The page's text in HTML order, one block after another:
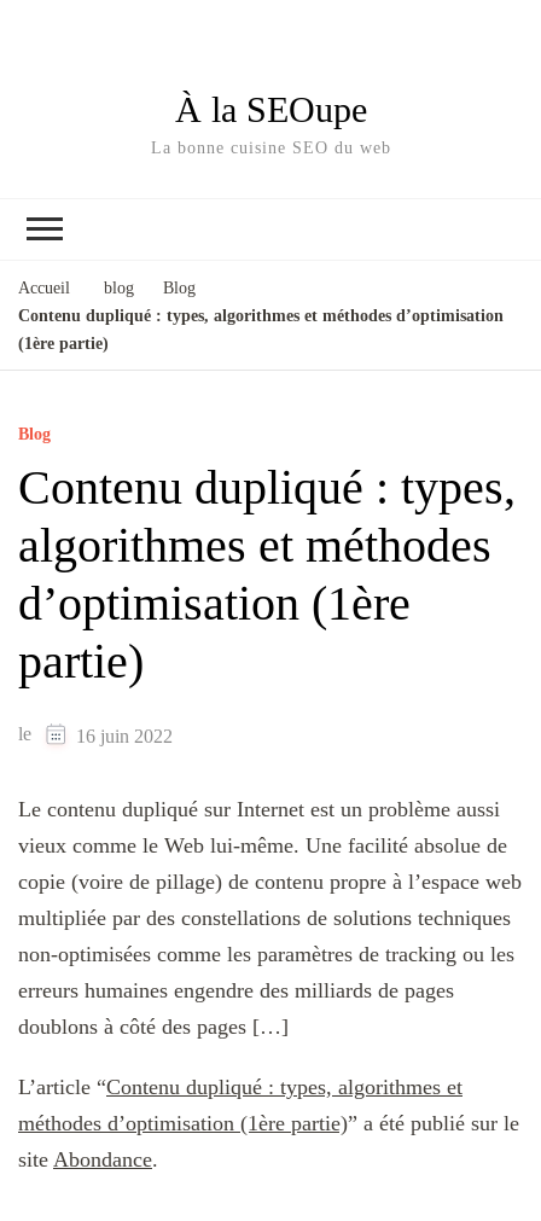
À la SEOupe
La bonne cuisine SEO du web
Accueil blog
Blog
Contenu dupliqué : types, algorithmes et méthodes d’optimisation
(1ère partie)
Blog
Contenu dupliqué : types,
algorithmes et méthodes
d’optimisation (1ère
partie)
le 16 juin 2022
Le contenu dupliqué sur Internet est un problème aussi
vieux comme le Web lui-même. Une facilité absolue de
copie (voire de pillage) de contenu propre à l’espace web
multipliée par des constellations de solutions techniques
non-optimisées comme les paramètres de tracking ou les
erreurs humaines engendre des milliards de pages
doublons à côté des pages […]
L’article “Contenu dupliqué : types, algorithmes et
méthodes d’optimisation (1ère partie)” a été publié sur le
site Abondance.